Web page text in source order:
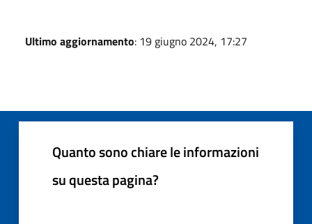
Ultimo aggiornamento: 19 giugno 2024, 17:27
Quanto sono chiare le informazioni
su questa pagina?